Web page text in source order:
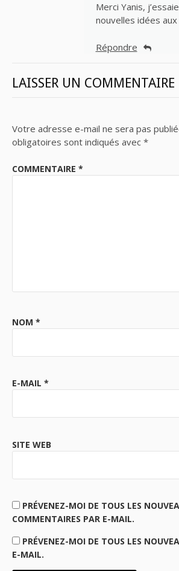
Merci Yanis,
nouvelles idées
Répondre
LAISSER UN COMMENTAIRE
Votre adresse e-mail ne sera pas
obligatoires sont indiqués avec *
COMMENTAIRE *
NOM *
E-MAIL *
SITE WEB
PRÉVENEZ-MOI DE TOUS LES
COMMENTAIRES PAR E-MAIL.
PRÉVENEZ-MOI DE TOUS LES
E-MAIL.